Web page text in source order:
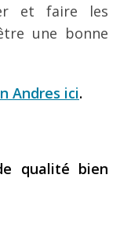
et faire les
une bonne
Andres ici.
qualité bien